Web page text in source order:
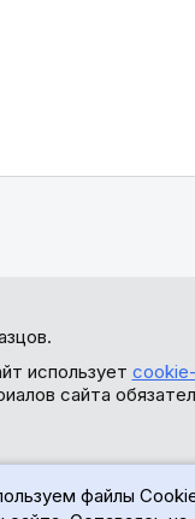
использует
сайта
файлы